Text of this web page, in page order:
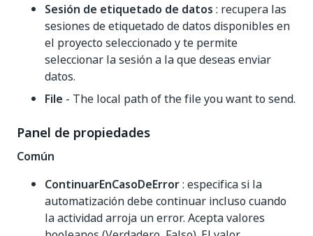
Sesión de etiquetado de datos : recupera las
sesiones de etiquetado de datos disponibles en
el proyecto seleccionado y te permite
seleccionar la sesión a la que deseas enviar
datos.
File - The local path of the file you want to send.
Panel de propiedades
Común
ContinuarEnCasoDeError: especifica si la
automatización debe continuar incluso cuando
la actividad arroja un error. Acepta valores